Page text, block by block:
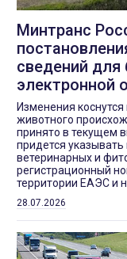
Минтранс
сведений для
электронной
Изменения
животного
принято в текущем
придется
ветеринарных и
регистрационный
территории ЕАЭС и
28.07.2026